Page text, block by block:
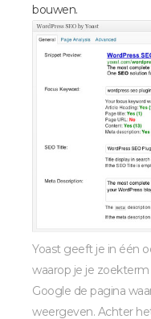
bouwen.
Yoast geeft je in één
waarop je je
Google de pagina
weergeven. Achter